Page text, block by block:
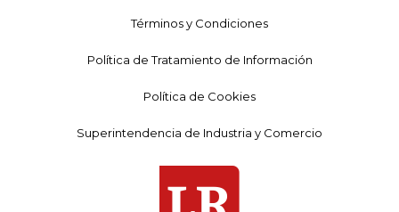
Términos y Condiciones
Política de Tratamiento de Información
Política de Cookies
Superintendencia de Industria y Comercio